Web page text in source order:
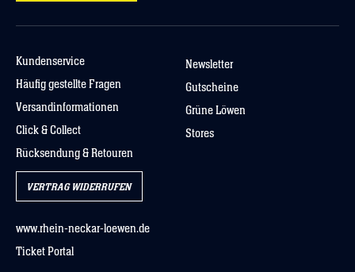
Kundenservice
Häufig gestellte Fragen
Versandinformationen
Click & Collect
Rücksendung & Retouren
Newsletter
Gutscheine
Grüne Löwen
Stores
VERTRAG WIDERRUFEN
www.rhein-neckar-loewen.de
Ticket Portal